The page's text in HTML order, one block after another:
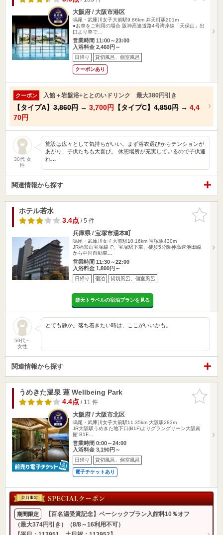
大阪府 / 大阪市港区
鳴尾・武庫川女子大前駅9.86km 弁天町駅201m
●お車をご利用の場合 阪神高速道路4号湾岸線「天保山」出
口より車で…
営業時間 11:00～23:00
入浴料金 2,460円～
日帰り 貸切風呂、個室風呂
クーポンあり
クーポン 入館＋岩盤浴+ととのいドリンク 最大380円引き
【タイプA】 3,860円 → 3,700円 【タイプC】 4,850円 → 4,4
70円
30代 女
性
施設は広々として気持ちがいい。まず浴衣選びからテンションが
あがり、子供たちも大喜び。 休憩場所が充実しているので子供連
れ…
関連情報から探す
お気に入
りに追加
ホテル若水
3.4点/ 5 件
兵庫県 / 宝塚市湯本町
鳴尾・武庫川女子大前駅10.16km 宝塚駅430m
JR福知山宝塚線で、宝塚駅下車、徒歩5分阪神高速池田線
から中国自動車…
営業時間 11:30～22:00
入浴料金 1,800円～
日帰り 宿泊 貸切風呂、個室風呂
楽天トラベルの宿泊プランを見る
50代～
女性
とても静か。落ち着きたい時は、ここがいいかも。
関連情報から探す
お気に入
りに追加
うめきた温泉 蓮 Wellbeing Park
4.4点/ 11 件
大阪府 / 大阪市北区
鳴尾・武庫川女子大前駅11.35km 大阪駅283m
JR大阪駅うめきた地下口(B1F)よりグラングリーン大阪南
館 B1F…
営業時間 0:00～24:00
入浴料金 3,190円～
日帰り 貸切風呂、個室風呂
電子チケットあり
期間限定
【百名湯受賞記念】ベーシックプラン入館料10％オフ
（最大374円引き）（8/8～16利用不可）